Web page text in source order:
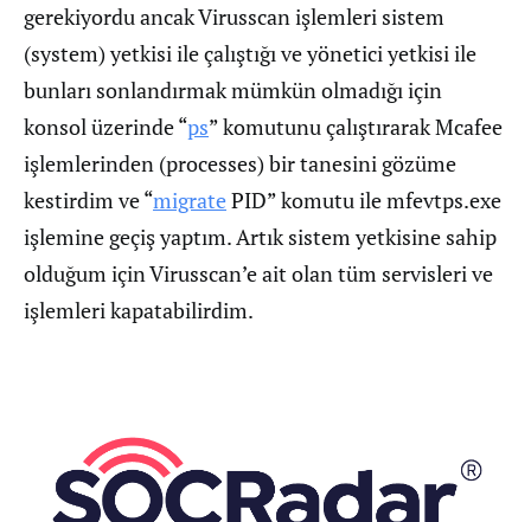
gerekiyordu ancak Virusscan işlemleri sistem
(system) yetkisi ile çalıştığı ve yönetici yetkisi ile
bunları sonlandırmak mümkün olmadığı için
konsol üzerinde “ps” komutunu çalıştırarak Mcafee
işlemlerinden (processes) bir tanesini gözüme
kestirdim ve “migratePID” komutu ile mfevtps.exe
işlemine geçiş yaptım. Artık sistem yetkisine sahip
olduğum için Virusscan’e ait olan tüm servisleri ve
işlemleri kapatabilirdim.